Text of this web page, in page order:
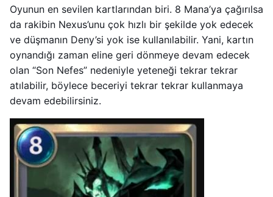
Oyunun en sevilen kartlarından biri. 8 Mana’ya çağırılsa
da rakibin Nexus’unu çok hızlı bir şekilde yok edecek
ve düşmanın Deny’si yok ise kullanılabilir. Yani, kartın
oynandığı zaman eline geri dönmeye devam edecek
olan “Son Nefes” nedeniyle yeteneği tekrar tekrar
atılabilir, böylece beceriyi tekrar tekrar kullanmaya
devam edebilirsiniz.